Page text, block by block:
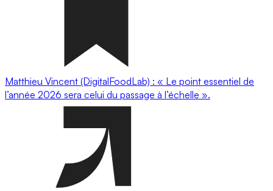
Matthieu Vincent (DigitalFoodLab) : « Le point essentiel de
l’année 2026 sera celui du passage à l’échelle ».